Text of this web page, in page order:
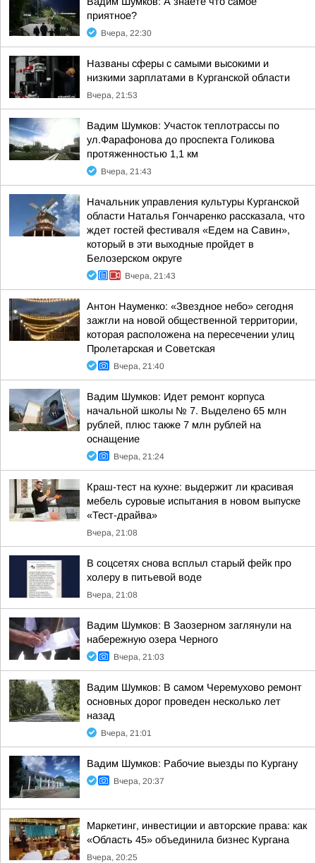
приятное?
Вчера, 22:30
Названы сферы с самыми высокими и
низкими зарплатами в Курганской области
Вчера, 21:53
Вадим Шумков: Участок теплотрассы по
ул.Фарафонова до проспекта Голикова
протяженностью 1,1 км
Вчера, 21:43
Начальник управления культуры Курганской
области Наталья Гончаренко рассказала, что
ждет гостей фестиваля «Едем на Савин»,
который в эти выходные пройдет в
Белозерском округе
Вчера, 21:43
Антон Науменко: «Звездное небо» сегодня
зажгли на новой общественной территории,
которая расположена на пересечении улиц
Пролетарская и Советская
Вчера, 21:40
Вадим Шумков: Идет ремонт корпуса
начальной школы № 7. Выделено 65 млн
рублей, плюс также 7 млн рублей на
оснащение
Вчера, 21:24
Краш-тест на кухне: выдержит ли красивая
мебель суровые испытания в новом выпуске
«Тест-драйва»
Вчера, 21:08
В соцсетях снова всплыл старый фейк про
холеру в питьевой воде
Вчера, 21:08
Вадим Шумков: В Заозерном заглянули на
набережную озера Черного
Вчера, 21:03
Вадим Шумков: В самом Черемухово ремонт
основных дорог проведен несколько лет
назад
Вчера, 21:01
Вадим Шумков: Рабочие выезды по Кургану
Вчера, 20:37
Маркетинг, инвестиции и авторские права: как
«Область 45» объединила бизнес Кургана
Вчера, 20:25